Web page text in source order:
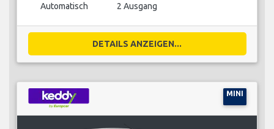
Automatisch 2 Ausgang
DETAILS ANZEIGEN...
MINI